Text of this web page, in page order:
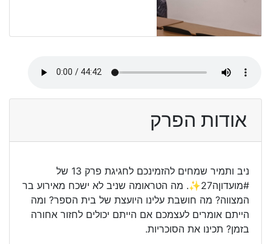
אודות הפרק
ניב ותמיר שמחים להזמינכם לחגיגת פרק 13 של
#מועדוןה27✨. מה הטראומה שניב לא ישכח מאירוע בר
המצווה? מה חושבת עלינו היועצת של בית הספר? ומה
הייתם אומרים לעצמכם אם הייתם יכולים לחזור אחורה
בזמן? תכינו את הסוכריות.